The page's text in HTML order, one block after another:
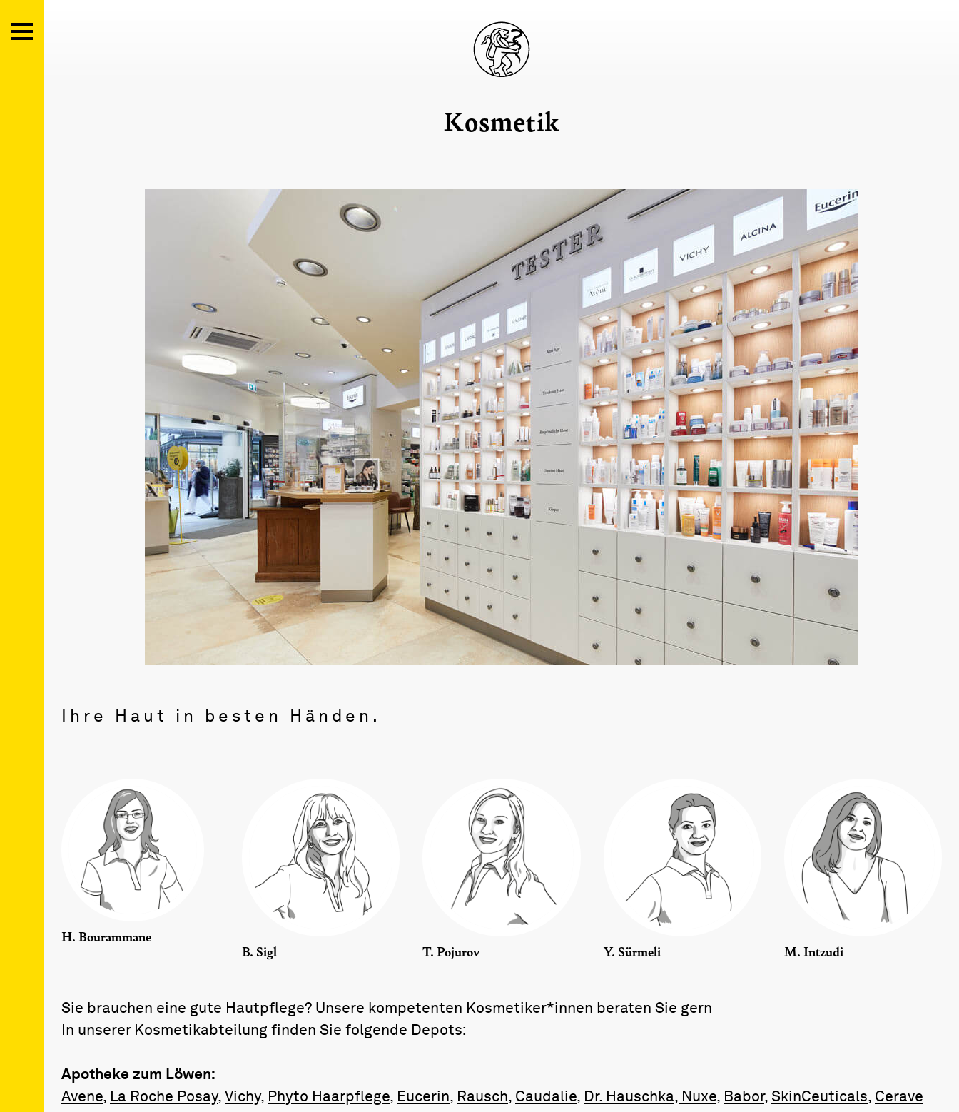
Kosmetik
Ihre Haut in besten Händen.
H. Bourammane
B. Sigl
T. Pojurov Y. Sürmeli M. Intzudi
Sie brauchen eine gute Hautpflege? Unsere kompetenten Kosmetiker*innen beraten Sie gern
In unserer Kosmetikabteilung finden Sie folgende Depots:
Apotheke zum Löwen:
Avene, La Roche Posay, Vichy, Phyto Haarpflege, Eucerin, Rausch, Caudalie, Dr. Hauschka, Nuxe, Babor, SkinCeuticals, Cerave